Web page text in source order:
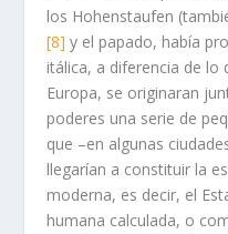
los Hohenstaufen
[8] y el papado, había
itálica, a diferencia de lo
Europa, se originaran
poderes una serie de
que –en algunas
llegarían a constituir la
moderna, es decir, el
humana calculada, o